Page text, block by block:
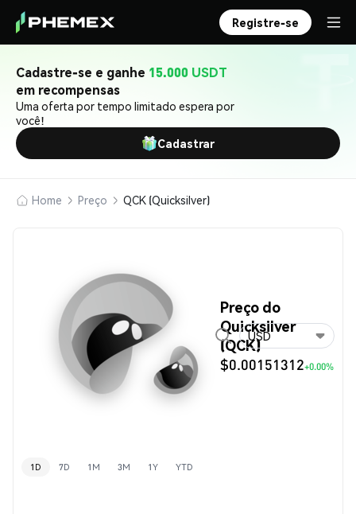
Registre-se
Cadastre-se e ganhe 15.000 USDT
em recompensas
Uma oferta por tempo limitado espera por
você!
Cadastrar
Home Preço QCK (Quicksilver)
Preço do
Quicksilver
(QCK)
$0.00151312+0.00%
USD
1D 7D 1M 3M 1Y YTD